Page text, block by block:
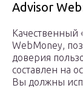
Advisor
Качественный
WebMoney,
доверия
составлен на
Вы должны